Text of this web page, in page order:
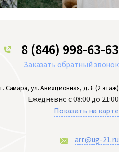
8 (846) 998-63-63
Заказать обратный звонок
г. Самара, ул. Авиационная, д. 8 (2 этаж)
Ежедневно с 08:00 до 21:00
Показать на карте
art@ug-21.ru